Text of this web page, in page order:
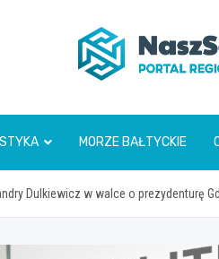
MORZE BAŁTYCKIE
Dulkiewicz w walce o prezydenturę